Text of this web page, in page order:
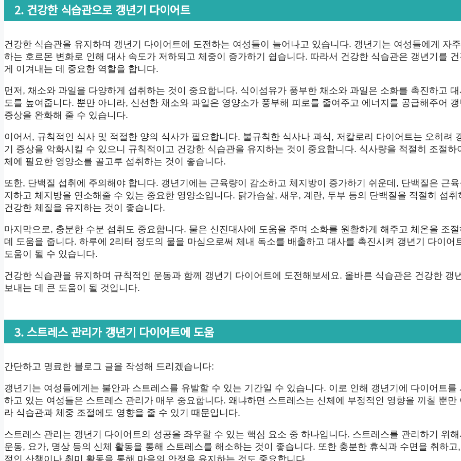
2. 건강한 식습관으로 갱년기 다이어트
건강한 식습관을 유지하며 갱년기 다이어트에 도전하는 여성들이 늘어나고 있습니다. 갱년기는 여성들에게 자
하는 호르몬 변화로 인해 대사 속도가 저하되고 체중이 증가하기 쉽습니다. 따라서 건강한 식습관은 갱년기를
게 이겨내는 데 중요한 역할을 합니다.
먼저, 채소와 과일을 다양하게 섭취하는 것이 중요합니다. 식이섬유가 풍부한 채소와 과일은 소화를 촉진하고
도를 높여줍니다. 뿐만 아니라, 신선한 채소와 과일은 영양소가 풍부해 피로를 줄여주고 에너지를 공급해주어 갱
증상을 완화해 줄 수 있습니다.
이어서, 규칙적인 식사 및 적절한 양의 식사가 필요합니다. 불규칙한 식사나 과식, 저칼로리 다이어트는 오히려
기 증상을 악화시킬 수 있으니 규칙적이고 건강한 식습관을 유지하는 것이 중요합니다. 식사량을 적절히 조절하
체에 필요한 영양소를 골고루 섭취하는 것이 좋습니다.
또한, 단백질 섭취에 주의해야 합니다. 갱년기에는 근육량이 감소하고 체지방이 증가하기 쉬운데, 단백질은 근
지하고 체지방을 연소해줄 수 있는 중요한 영양소입니다. 닭가슴살, 새우, 계란, 두부 등의 단백질을 적절히 섭취
건강한 체질을 유지하는 것이 좋습니다.
마지막으로, 충분한 수분 섭취도 중요합니다. 물은 신진대사에 도움을 주며 소화를 원활하게 해주고 체온을 조절
데 도움을 줍니다. 하루에 2리터 정도의 물을 마심으로써 체내 독소를 배출하고 대사를 촉진시켜 갱년기 다이어
도움이 될 수 있습니다.
건강한 식습관을 유지하며 규칙적인 운동과 함께 갱년기 다이어트에 도전해보세요. 올바른 식습관은 건강한 갱
보내는 데 큰 도움이 될 것입니다.
3. 스트레스 관리가 갱년기 다이어트에 도움
간단하고 명료한 블로그 글을 작성해 드리겠습니다:
갱년기는 여성들에게는 불안과 스트레스를 유발할 수 있는 기간일 수 있습니다. 이로 인해 갱년기에 다이어트를
하고 있는 여성들은 스트레스 관리가 매우 중요합니다. 왜냐하면 스트레스는 신체에 부정적인 영향을 끼칠 뿐만
라 식습관과 체중 조절에도 영향을 줄 수 있기 때문입니다.
스트레스 관리는 갱년기 다이어트의 성공을 좌우할 수 있는 핵심 요소 중 하나입니다. 스트레스를 관리하기 위해
운동, 요가, 명상 등의 신체 활동을 통해 스트레스를 해소하는 것이 좋습니다. 또한 충분한 휴식과 수면을 취하고,